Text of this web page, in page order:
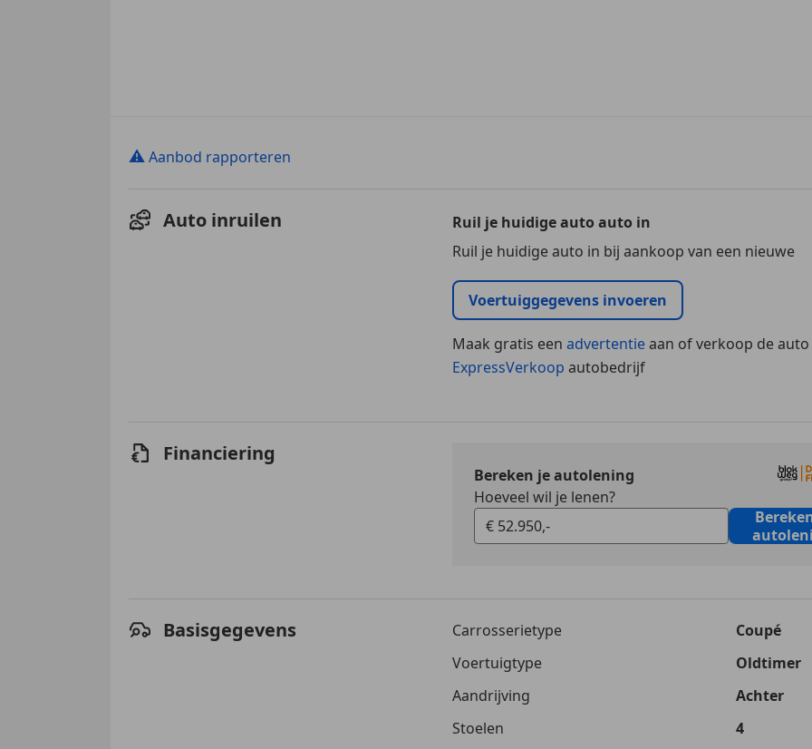
⚠ Aanbod rapporteren
Auto inruilen
Ruil je huidige auto auto in
Ruil je huidige auto in bij aankoop van een nieuwe
Voertuiggegevens invoeren
Maak gratis een advertentieaan of verkoop de
ExpressVerkoop autobedrijf
Financiering
Bereken je autolening
Hoeveel wil je lenen?
Basisgegevens Carrosserietype
Coupé
Voertuigtype
Oldtimer
Aandrijving
Achter
Stoelen
4